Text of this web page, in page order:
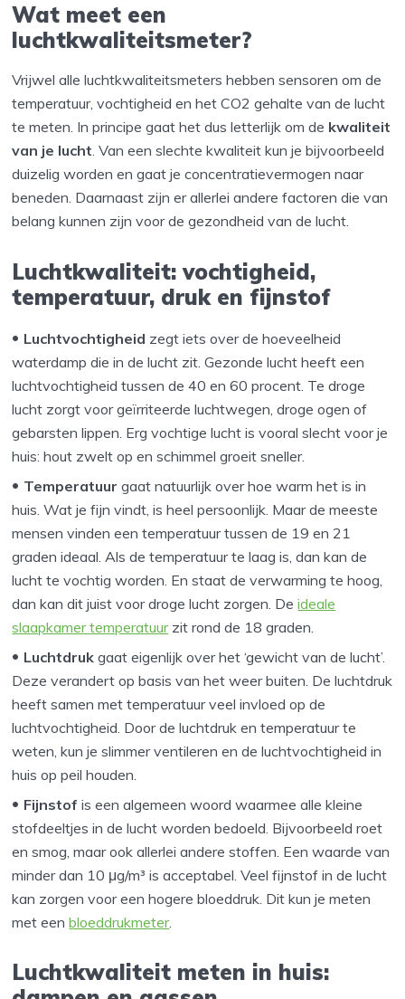
Wat meet een
luchtkwaliteitsmeter?
Vrijwel alle luchtkwaliteitsmeters hebben sensoren om de
temperatuur, vochtigheid en het CO2 gehalte van de lucht
te meten. In principe gaat het dus letterlijk om de kwaliteit
van je lucht. Van een slechte kwaliteit kun je bijvoorbeeld
duizelig worden en gaat je concentratievermogen naar
beneden. Daarnaast zijn er allerlei andere factoren die van
belang kunnen zijn voor de gezondheid van de lucht.
Luchtkwaliteit: vochtigheid,
temperatuur, druk en fijnstof
Luchtvochtigheid zegt iets over de hoeveelheid
waterdamp die in de lucht zit. Gezonde lucht heeft een
luchtvochtigheid tussen de 40 en 60 procent. Te droge
lucht zorgt voor geïrriteerde luchtwegen, droge ogen of
gebarsten lippen. Erg vochtige lucht is vooral slecht voor je
huis: hout zwelt op en schimmel groeit sneller.
Temperatuur gaat natuurlijk over hoe warm het is in
huis. Wat je fijn vindt, is heel persoonlijk. Maar de meeste
mensen vinden een temperatuur tussen de 19 en 21
graden ideaal. Als de temperatuur te laag is, dan kan de
lucht te vochtig worden. En staat de verwarming te hoog,
dan kan dit juist voor droge lucht zorgen. Deideale
slaapkamer temperatuurzit rond de 18 graden.
Luchtdruk gaat eigenlijk over het ‘gewicht van de lucht’.
Deze verandert op basis van het weer buiten. De luchtdruk
heeft samen met temperatuur veel invloed op de
luchtvochtigheid. Door de luchtdruk en temperatuur te
weten, kun je slimmer ventileren en de luchtvochtigheid in
huis op peil houden.
Fijnstofis een algemeen woord waarmee alle kleine
stofdeeltjes in de lucht worden bedoeld. Bijvoorbeeld roet
en smog, maar ook allerlei andere stoffen. Een waarde van
minder dan 10 μg/m³ is acceptabel. Veel fijnstof in de lucht
kan zorgen voor een hogere bloeddruk. Dit kun je meten
met eenbloeddrukmeter.
Luchtkwaliteit meten in huis: